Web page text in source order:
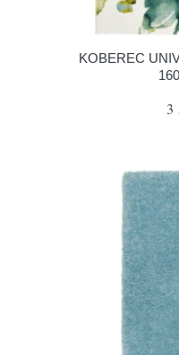
KOBEREC
3